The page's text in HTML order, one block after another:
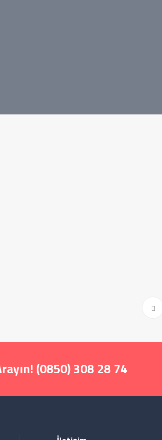
(0850) 308 28 74